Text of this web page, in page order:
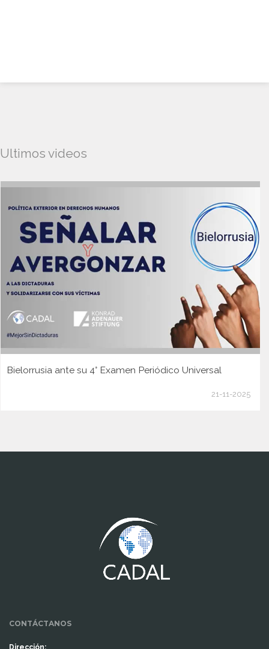
Ultimos videos
Bielorrusia ante su 4° Examen Periódico Universal
21-11-2025
CONTÁCTANOS
Dirección: